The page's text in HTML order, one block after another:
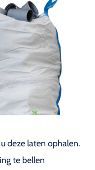
deze laten ophalen.
te bellen